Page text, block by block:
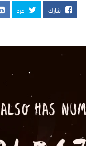
شارك غرد